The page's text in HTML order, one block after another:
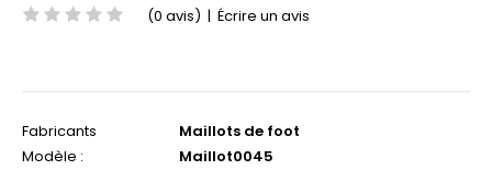
(0 avis) | Écrire un avis
Fabricants
Maillots de foot
Modèle :
Maillot0045